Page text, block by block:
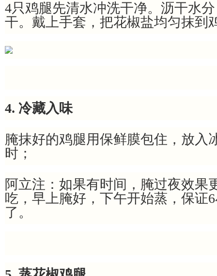
4只鸡腿先清水冲洗干净。沥干水
干。戴上手套，把花椒盐均匀抹到
4. 冷藏入味
腌抹好的鸡腿用保鲜膜包住，放入
时；
阿立注：如果有时间，腌过夜效果
吃，早上腌好，下午开始蒸，保证
了。